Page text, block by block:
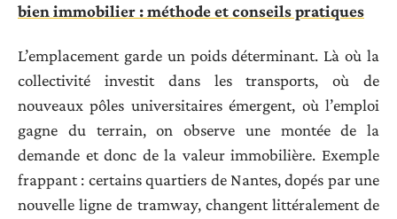
bien immobilier : méthode et conseils pratiques
L’emplacement garde un poids déterminant. Là où la
collectivité investit dans les transports, où de
nouveaux pôles universitaires émergent, où l’emploi
gagne du terrain, on observe une montée de la
demande et donc de la valeur immobilière. Exemple
frappant : certains quartiers de Nantes, dopés par une
nouvelle ligne de tramway, changent littéralement de